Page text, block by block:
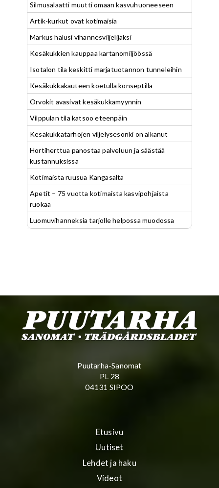
Silmusalaatti muutti omaan kasvuhuoneeseen
Artik-kurkut ovat kotimaisia
Markus halusi vihannesviljelijäksi
Kesäkukkien kauppaa kartanomiljöössä
Isotalon tila keskitti marjatuotannon tunneleihin
Kesäkukkakauteen koetulla konseptilla
Orvokit avasivat kesäkukkamyynnin
Vilppulan tila katsoo eteenpäin
Kesäkukkatarhojen viljelysesonki on alkanut
Hortiherttua panostaa palveluun ja säästää
kustannuksissa
Kotimaista ruusua Kangasalta
Apetit – 75 vuotta kotimaista kasvipohjaista
ruokaa
Luomuvihanneksia tarjolle helpossa muodossa
Puutarha-Sanomat
PL 28
04131 SIPOO
Etusivu
Uutiset
Lehdet ja haku
Videot